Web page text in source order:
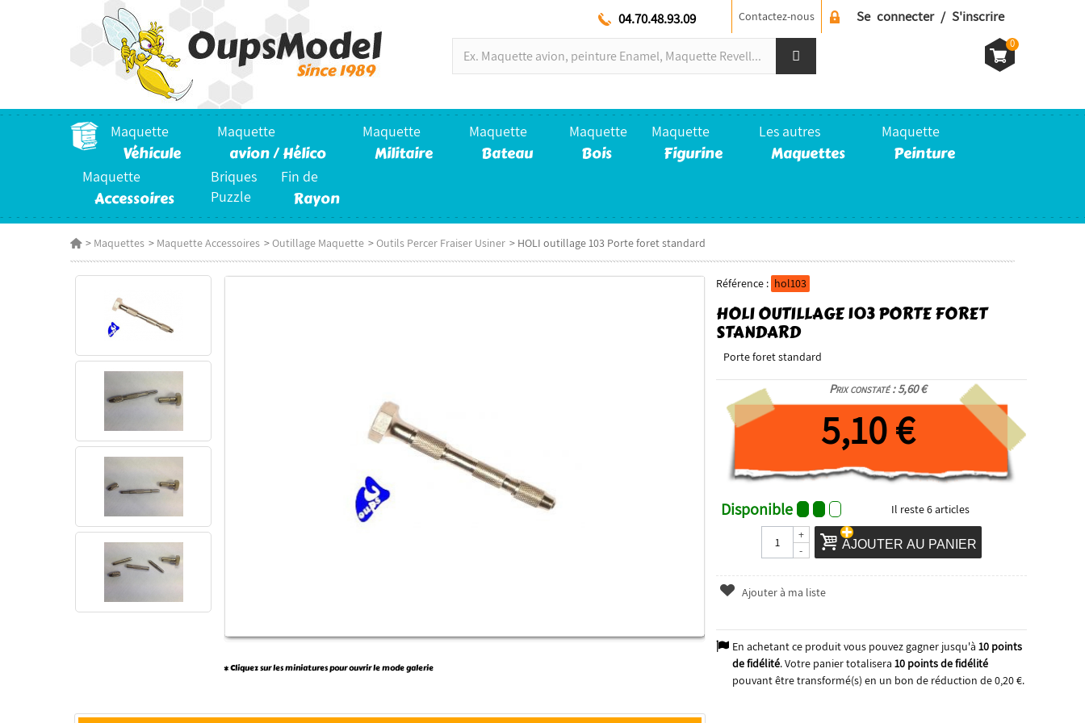
Se connecter / S'inscrire
Contactez-nous
04.70.48.93.09
0
Maquette
Véhicule
Maquette
avion / Hélico
Maquette
Militaire
Maquette
Bateau
Maquette
Bois
Maquette
Figurine
Les autres
Maquettes
Maquette
Peinture
Maquette
Accessoires
Briques
Puzzle
Fin de
Rayon
> Maquettes > Maquette Accessoires >Outillage Maquette >Outils Percer Fraiser Usiner > HOLI outillage 103 Porte foret standard
Référence : hol103
HOLI OUTILLAGE 103 PORTE FORET
STANDARD
Porte foret standard
Prix constaté : 5,60 €
5,10 €
Disponible Il reste6articles
-
+
AJOUTER AU PANIER
Ajouter à ma liste
En achetant ce produit vous pouvez gagner jusqu'à 10points
de fidélité. Votre panier totalisera 10points de fidélité
pouvant être transformé(s) en un bon de réduction de0,20 €.
* Cliquez sur les miniatures pour ouvrir le mode galerie